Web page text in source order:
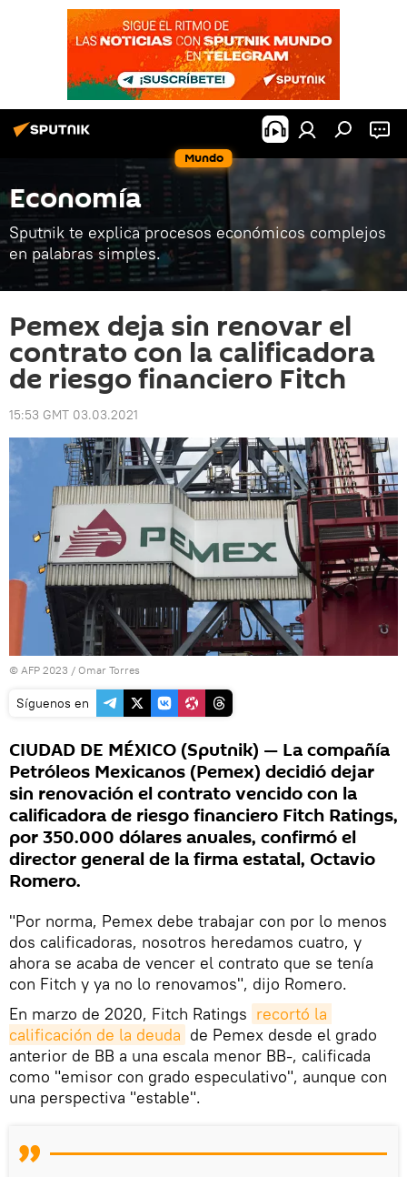
Mundo
Economía
Sputnik te explica procesos económicos complejos
en palabras simples.
Pemex deja sin renovar el
contrato con la calificadora
de riesgo financiero Fitch
15:53 GMT 03.03.2021
© AFP 2023 / Omar Torres
Síguenos en
CIUDAD DE MÉXICO (Sputnik) — La compañía
Petróleos Mexicanos (Pemex) decidió dejar
sin renovación el contrato vencido con la
calificadora de riesgo financiero Fitch Ratings,
por 350.000 dólares anuales, confirmó el
director general de la firma estatal, Octavio
Romero.
"Por norma, Pemex debe trabajar con por lo menos
dos calificadoras, nosotros heredamos cuatro, y
ahora se acaba de vencer el contrato que se tenía
con Fitch y ya no lo renovamos", dijo Romero.
En marzo de 2020, Fitch Ratings recortó la
calificación de la deuda de Pemex desde el grado
anterior de BB a una escala menor BB-, calificada
como "emisor con grado especulativo", aunque con
una perspectiva "estable".